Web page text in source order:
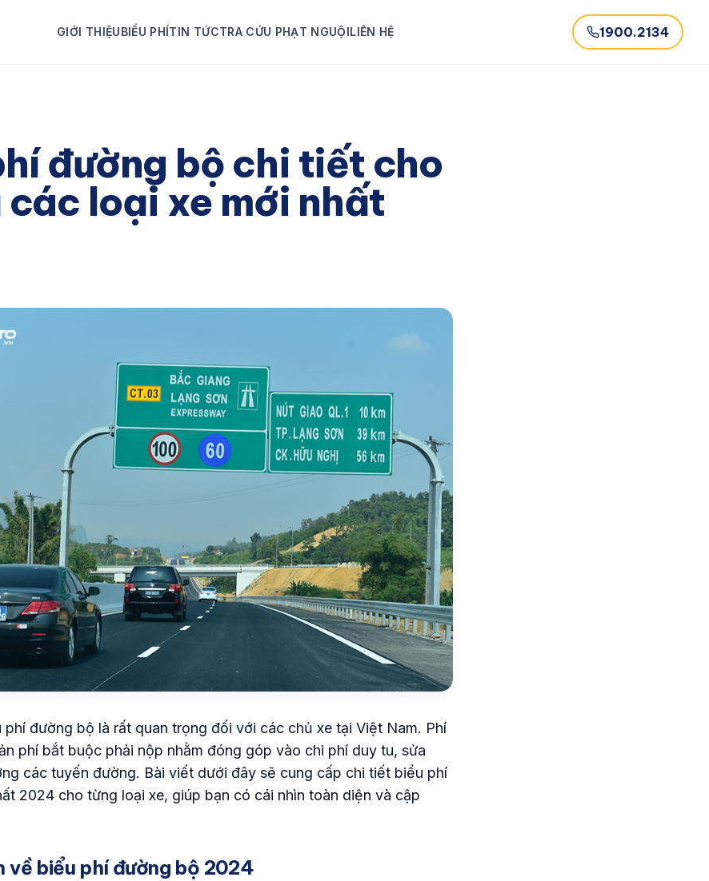
GIỚI THIỆUBIỂU PHÍTIN TỨCTRA CỨU PHẠT NGUỘILIÊN HỆ 1900.2134
đường bộ chi tiết cho
loại xe mới nhất
phí đường bộ là rất quan trọng đối với các chủ xe tại Việt Nam. Phí
phí bắt buộc phải nộp nhằm đóng góp vào chi phí duy tu, sửa
các tuyến đường. Bài viết dưới đây sẽ cung cấp chi tiết biểu phí
2024 cho từng loại xe, giúp bạn có cái nhìn toàn diện và cập
về biểu phí đường bộ 2024